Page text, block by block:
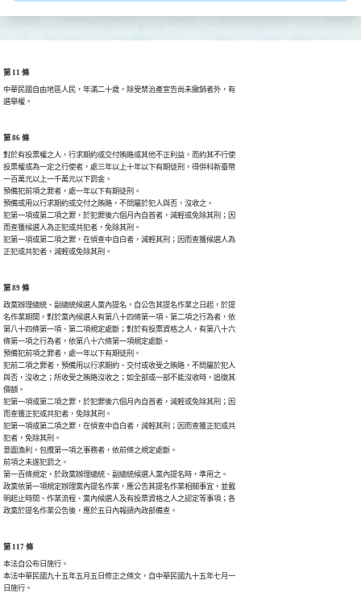
第 11 條
中華民國自由地區人民，年滿二十歲，除受禁治產宣告尚未撤銷者外，有
選舉權。
第 86 條
對於有投票權之人，行求期約或交付賄賂或其他不正利益，而約其不行使
投票權或為一定之行使者，處三年以上十年以下有期徒刑，得併科新臺幣
一百萬元以上一千萬元以下罰金。
預備犯前項之罪者，處一年以下有期徒刑。
預備或用以行求期約或交付之賄賂，不問屬於犯人與否，沒收之。
犯第一項或第二項之罪，於犯罪後六個月內自首者，減輕或免除其刑；因
而查獲候選人為正犯或共犯者，免除其刑。
犯第一項或第二項之罪，在偵查中自白者，減輕其刑；因而查獲候選人為
正犯或共犯者，減輕或免除其刑。
第 89 條
政黨辦理總統、副總統候選人黨內提名，自公告其提名作業之日起，於提
名作業期間，對於黨內候選人有第八十四條第一項、第二項之行為者，依
第八十四條第一項、第二項規定處斷；對於有投票資格之人，有第八十六
條第一項之行為者，依第八十六條第一項規定處斷。
預備犯前項之罪者，處一年以下有期徒刑。
犯前二項之罪者，預備用以行求期約、交付或收受之賄賂，不問屬於犯人
與否，沒收之；所收受之賄賂沒收之；如全部或一部不能沒收時，追徵其
價額。
犯第一項或第二項之罪，於犯罪後六個月內自首者，減輕或免除其刑；因
而查獲正犯或共犯者，免除其刑。
犯第一項或第二項之罪，在偵查中自白者，減輕其刑；因而查獲正犯或共
犯者，免除其刑。
意圖漁利，包攬第一項之事務者，依前條之規定處斷。
前項之未遂犯罰之。
第一百條規定，於政黨辦理總統、副總統候選人黨內提名時，準用之。
政黨依第一項規定辦理黨內提名作業，應公告其提名作業相關事宜，並載
明起止時間、作業流程、黨內候選人及有投票資格之人之認定等事項；各
政黨於提名作業公告後，應於五日內報請內政部備查。
第 117 條
本法自公布日施行。
本法中華民國九十五年五月五日修正之條文，自中華民國九十五年七月一
日施行。